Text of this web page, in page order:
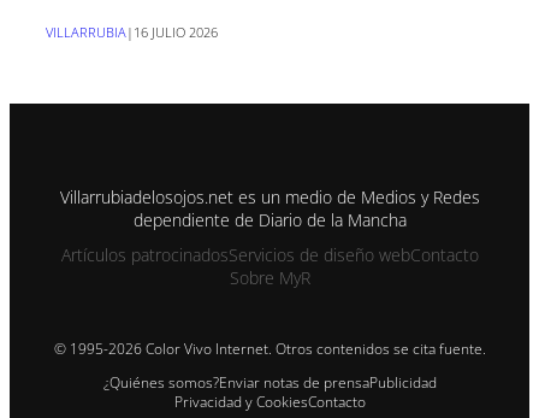
VILLARRUBIA| 16 JULIO 2026
Villarrubiadelosojos.net es un medio de Medios y Redes
dependiente de Diario de la Mancha
Artículos patrocinadosServicios de diseño webContacto
Sobre MyR
© 1995-2026 Color Vivo Internet. Otros contenidos se cita fuente.
¿Quiénes somos?Enviar notas de prensaPublicidad
Privacidad y CookiesContacto